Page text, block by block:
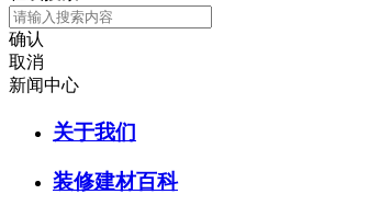
确认
取消
新闻中心
关于我们
装修建材百科